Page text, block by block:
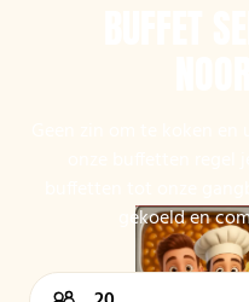
gekoeld en